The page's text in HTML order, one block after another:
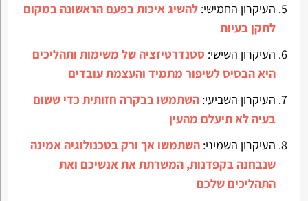
העיקרון החמישי: להשיג איכות בפעם הראשונה במקום
לתקן בעיות
העיקרון השישי: סטנדרטיזציה של משימות ותהליכים
היא הבסיס לשיפור מתמיד והעצמת עובדים
העיקרון השביעי: השתמשו בבקרה חזותית כדי ששום
בעיה לא תיעלם מהעין
העיקרון השמיני: השתמשו אך ורק בטכנולוגיה אמינה
שנבחנה בקפדנות, המשרתת את אנשיכם ואת
התהליכים שלכם